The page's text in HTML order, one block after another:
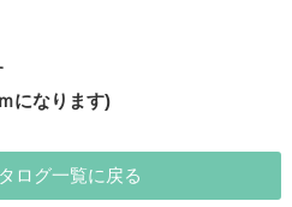
になります)
ログ一覧に戻る